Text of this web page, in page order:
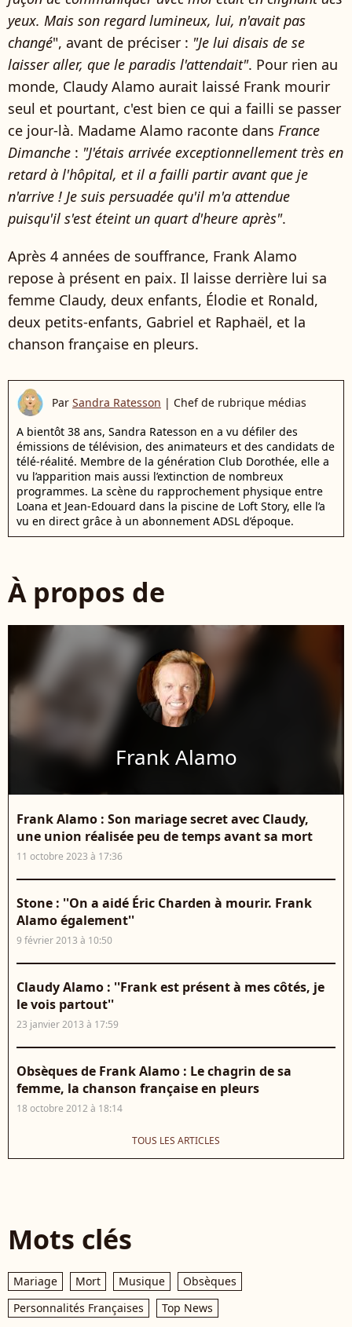
yeux. Mais son regard lumineux, lui, n'avait pas
changé", avant de préciser : "Je lui disais de se
laisser aller, que le paradis l'attendait". Pour rien au
monde, Claudy Alamo aurait laissé Frank mourir
seul et pourtant, c'est bien ce qui a failli se passer
ce jour-là. Madame Alamo raconte dans France
Dimanche : "J'étais arrivée exceptionnellement très en
retard à l'hôpital, et il a failli partir avant que je
n'arrive ! Je suis persuadée qu'il m'a attendue
puisqu'il s'est éteint un quart d'heure après".
Après 4 années de souffrance, Frank Alamo
repose à présent en paix. Il laisse derrière lui sa
femme Claudy, deux enfants, Élodie et Ronald,
deux petits-enfants, Gabriel et Raphaël, et la
chanson française en pleurs.
Par Sandra Ratesson | Chef de rubrique médias
A bientôt 38 ans, Sandra Ratesson en a vu défiler des
émissions de télévision, des animateurs et des candidats de
télé-réalité. Membre de la génération Club Dorothée, elle a
vu l’apparition mais aussi l’extinction de nombreux
programmes. La scène du rapprochement physique entre
Loana et Jean-Edouard dans la piscine de Loft Story, elle l’a
vu en direct grâce à un abonnement ADSL d’époque.
À propos de
Frank Alamo
Frank Alamo : Son mariage secret avec Claudy,
une union réalisée peu de temps avant sa mort
11 octobre 2023 à 17:36
Stone : ''On a aidé Éric Charden à mourir. Frank
Alamo également''
9 février 2013 à 10:50
Claudy Alamo : ''Frank est présent à mes côtés, je
le vois partout''
23 janvier 2013 à 17:59
Obsèques de Frank Alamo : Le chagrin de sa
femme, la chanson française en pleurs
18 octobre 2012 à 18:14
TOUS LES ARTICLES
Mots clés
Mariage Mort Musique
Obsèques
Personnalités Françaises
Top News